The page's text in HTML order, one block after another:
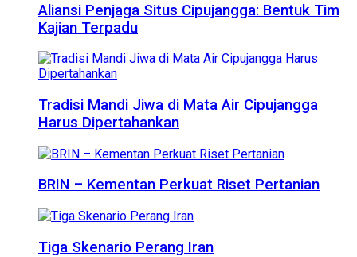
Aliansi Penjaga Situs Cipujangga: Bentuk Tim
Kajian Terpadu
Tradisi Mandi Jiwa di Mata Air Cipujangga
Harus Dipertahankan
BRIN – Kementan Perkuat Riset Pertanian
Tiga Skenario Perang Iran